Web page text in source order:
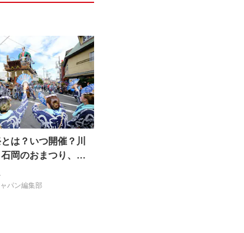
は？いつ開催？川
岡のおまつり、も
？
パン編集部